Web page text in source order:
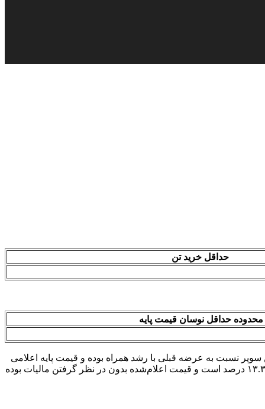
حداقل خرید تن‌
محدوده حداقل نوسان قیمت پایه‌
نسبت به عرضه قبلی با رشد همراه بوده و قیمت پایه اعلامی
۶۹ هزار و ۵۰۰ تومان به ازای هر لیتر تعیین شده است. حداقل حجم خرید در این عرضه ۱۰ هزار لیتر خواهد بود. مالیات بر ارزش افزوده نیز ۱۳.۳ درصد است و قیمت اعلام‌شده بدون در نظر گرفتن مالیات بوده